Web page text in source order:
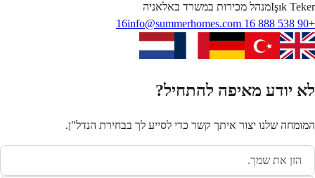
Işık Teker
מנהל מכירות במשרד באלאניה
+90 538 888 16 16
info@summerhomes.com
לא יודע מאיפה להתחיל?
המומחה שלנו יצור איתך קשר כדי לסייע לך בבחירת הנדל"ן.